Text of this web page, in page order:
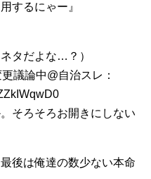
するにゃー』
タだよな…？）
議論中@自治スレ：
そろそろお開きにしない
後は俺達の数少ない本命